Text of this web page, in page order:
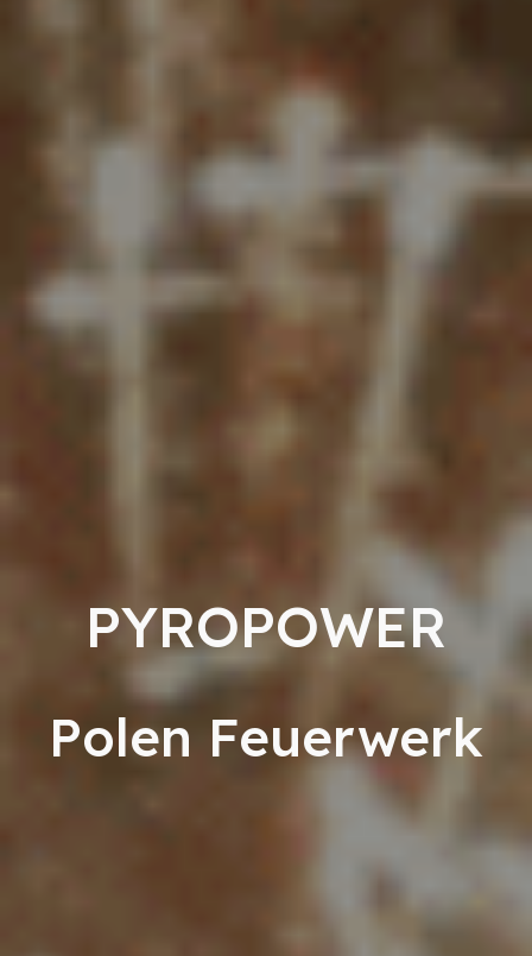
PYROPOWER
Polen Feuerwerk